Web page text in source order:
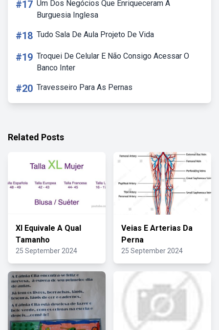
#17 Um Dos Negócios Que Enriqueceram A
Burguesia Inglesa
#18 Tudo Sala De Aula Projeto De Vida
#19 Troquei De Celular E Não Consigo Acessar O
Banco Inter
#20 Travesseiro Para As Pernas
Related Posts
Xl Equivale A Qual
Tamanho
25 September 2024
Veias E Arterias Da
Perna
25 September 2024